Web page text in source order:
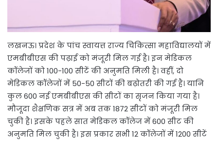
लखनऊ। प्रदेश के पांच स्वायत्त राज्य चिकित्सा महाविद्यालयों में
एमबीबीएस की पढ़ाई को मंजूरी मिल गई है। इन मेडिकल
कॉलेजों को 100-100 सीटें की अनुमति मिली है। वहीं, दो
मेडिकल कॉलेजों में 50-50 सीटों की बढ़ोतरी की गई है। यानि
कुल 600 नई एमबीबीएस की सीटों का सृजन किया गया है।
मौजूदा शैक्षणिक सत्र में अब तक 1872 सीटों को मंजूरी मिल
चुकी है। इसके पहले सात मेडिकल कॉलेज में 600 सीट की
अनुमति मिल चुकी है। इस प्रकार सभी 12 कॉलेजों में 1200 सीटें